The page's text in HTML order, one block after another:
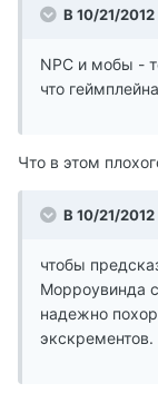
В 10/21/
NPC и мобы -
что
Что в этом
В 10/21/
чтобы
Морроувинда
надежно
экскрементов.